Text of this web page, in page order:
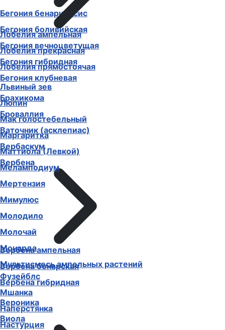
Бегония бенариенсис
Бегония боливийская
Бегония вечноцветущая
Бегония гибридная
Бегония клубневая
Брахикома
Броваллия
Ваточник (асклепиас)
Вербаскум
Вербена
Вербена ампельная
Вербена бонарская
Вербена гибридная
Вероника
Виола
Лобелия ампельная
Лобелия прекрасная
Лобелия прямостоячая
Львиный зев
Люпин
Мак голостебельный
Маргаритка
Маттиола (Левкой)
Меламподиум
Мертензия
Мимулюс
Молодило
Молочай
Монарда
Мультисмесь ампельных растений
Фузейблс
Мшанка
Наперстянка
Настурция